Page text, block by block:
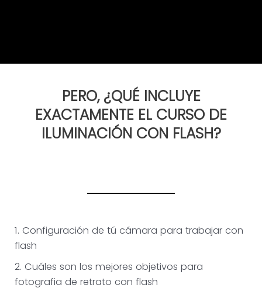
PERO, ¿QUÉ INCLUYE
EXACTAMENTE EL CURSO DE
ILUMINACIÓN CON FLASH?
1. Configuración de tú cámara para trabajar con
flash
2. Cuáles son los mejores objetivos para
fotografia de retrato con flash